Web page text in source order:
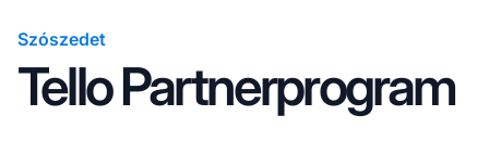
Szószedet
Tello Partnerprogram